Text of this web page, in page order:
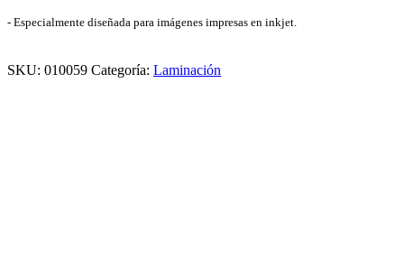
- Especialmente diseñada para imágenes impresas en inkjet.
SKU: 010059 Categoría: Laminación